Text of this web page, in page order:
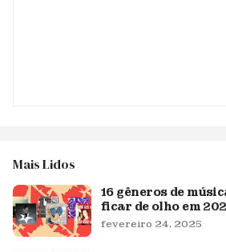
Mais Lidos
16 gêneros de
ficar de olho em
fevereiro 24, 2025